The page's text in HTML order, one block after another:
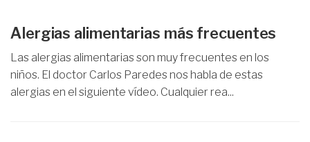
Alergias alimentarias más frecuentes
Las alergias alimentarias son muy frecuentes en los
niños. El doctor Carlos Paredes nos habla de estas
alergias en el siguiente vídeo. Cualquier rea...